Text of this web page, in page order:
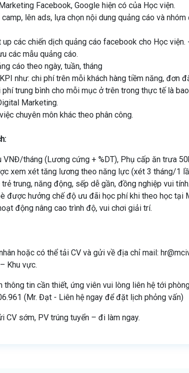
Facebook, Google hiện có của Học viện.
camp, lên ads, lựa chọn nội dung quảng cáo và
các chiến dịch quảng cáo facebook cho Học viện.
các mẫu quảng cáo.
cáo theo ngày, tuần, tháng
như: chi phí trên mỗi khách hàng tiềm năng, đơn
trung bình cho mỗi mục ở trên trong thực tế là
Marketing.
chuyên môn khác theo phân công.
VNĐ/tháng (Lương cứng + %DT), Phụ cấp ăn trưa
xem xét tăng lương theo năng lực (xét 3 tháng/1
trung, năng động, sếp dễ gần, đồng nghiệp vui tính.
được hưởng chế độ ưu đãi học phí khi theo học tại
động nâng cao trình độ, vui chơi giải trí.
hoặc có thể tải CV và gửi về địa chỉ mail:
Khu vực.
tin cần thiết, ứng viên vui lòng liên hệ tới
(Mr. Đạt - Liên hệ ngay để đặt lịch phỏng vấn)
CV sớm, PV trúng tuyển – đi làm ngay.